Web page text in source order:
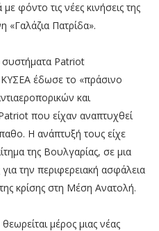
φόντο τις νέες κινήσεις της
Πατρίδα».
συστήματα Patriot
έδωσε το «πράσινο
και
που είχαν αναπτυχθεί
Η ανάπτυξή τους είχε
της Βουλγαρίας, σε μια
την περιφερειακή ασφάλεια
κρίσης στη Μέση Ανατολή.
μέρος μιας νέας